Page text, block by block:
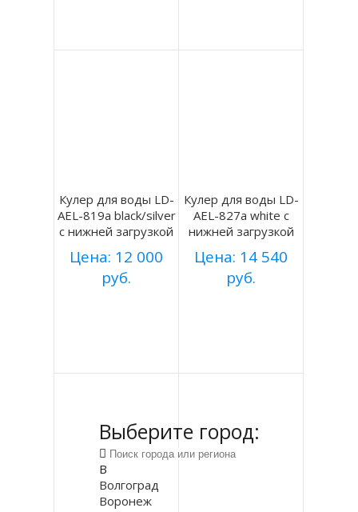
Кулер для воды LD-
AEL-819a black/silver
с нижней загрузкой
Цена: 12 000
руб.
Кулер для воды LD-
AEL-827a white с
нижней загрузкой
Цена: 14 540
руб.
Выберите город:
В
Волгоград
Воронеж